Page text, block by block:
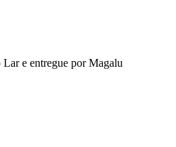
Lare entregue por Magalu